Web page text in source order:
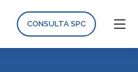
CONSULTA SPC